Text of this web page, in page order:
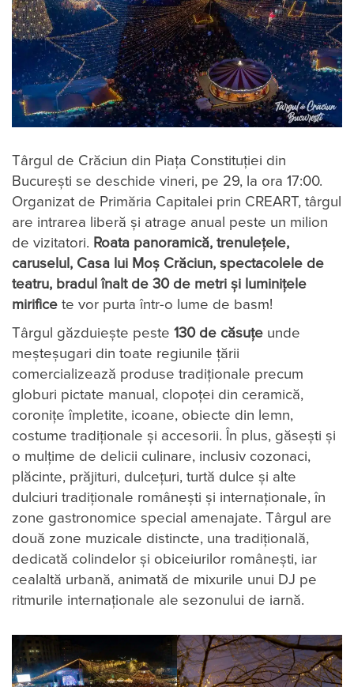
Târgul de Crăciun din Piața Constituției din
București se deschide vineri, pe 29, la ora 17:00.
Organizat de Primăria Capitalei prin CREART, târgul
are intrarea liberă și atrage anual peste un milion
de vizitatori. Roata panoramică, trenulețele,
caruselul, Casa lui Moș Crăciun, spectacolele de
teatru, bradul înalt de 30 de metri și luminițele
mirifice te vor purta într-o lume de basm!
Târgul găzduiește peste 130 de căsuțe unde
meșteșugari din toate regiunile țării
comercializează produse tradiționale precum
globuri pictate manual, clopoței din ceramică,
coronițe împletite, icoane, obiecte din lemn,
costume tradiționale și accesorii. În plus, găsești și
o mulțime de delicii culinare, inclusiv cozonaci,
plăcinte, prăjituri, dulcețuri, turtă dulce și alte
dulciuri tradiționale românești și internaționale, în
zone gastronomice special amenajate. Târgul are
două zone muzicale distincte, una tradițională,
dedicată colindelor și obiceiurilor românești, iar
cealaltă urbană, animată de mixurile unui DJ pe
ritmurile internaționale ale sezonului de iarnă.